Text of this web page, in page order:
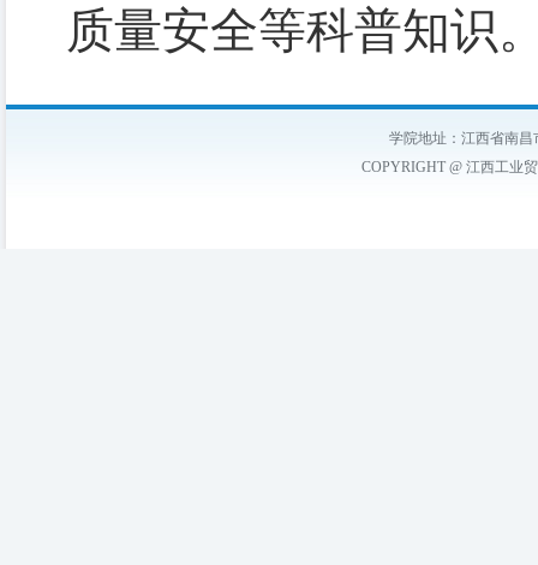
质量安全等科普知识
学院地址：江西省南昌
COPYRIGHT @ 江西工业